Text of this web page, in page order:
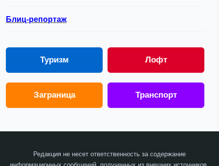
Блиц-репортаж
Туризм Лофт
Заграница Транспорт
Редакция не несет ответственность за содержание